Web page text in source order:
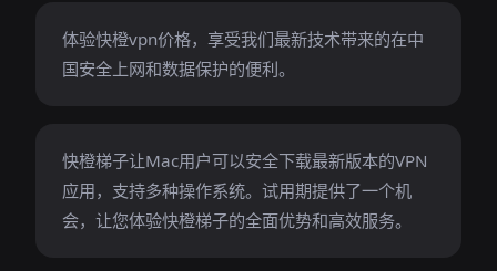
体验快橙vpn价格，享受我们最新技术带来的在中
国安全上网和数据保护的便利。
快橙梯子让Mac用户可以安全下载最新版本的VPN
应用，支持多种操作系统。试用期提供了一个机
会，让您体验快橙梯子的全面优势和高效服务。